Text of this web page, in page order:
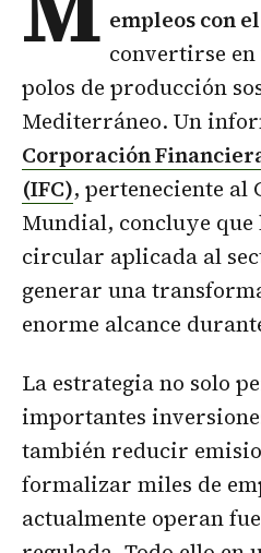
empleos con el
convertirse en
polos de producción
Mediterráneo. Un
Corporación
(IFC), perteneciente al
Mundial, concluye que
circular aplicada al
generar una
enorme alcance
La estrategia no solo
importantes
también reducir
formalizar miles de
actualmente operan